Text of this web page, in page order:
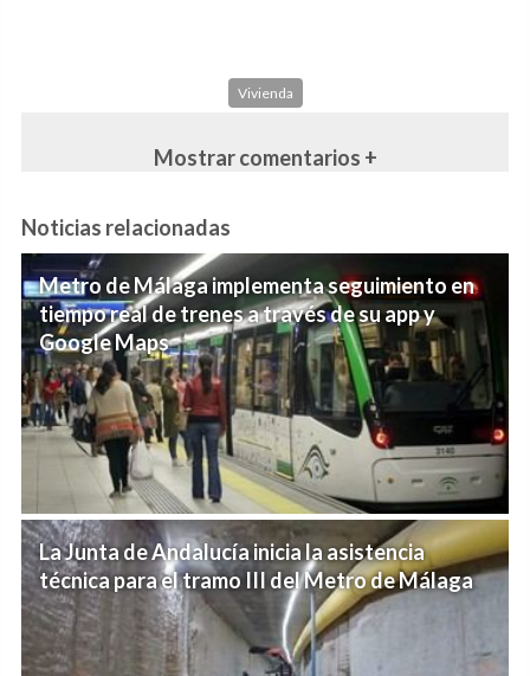
Vivienda
Mostrar comentarios +
Noticias relacionadas
Metro de Málaga implementa seguimiento en
tiempo real de trenes a través de su app y
Google Maps
La Junta de Andalucía inicia la asistencia
técnica para el tramo III del Metro de Málaga